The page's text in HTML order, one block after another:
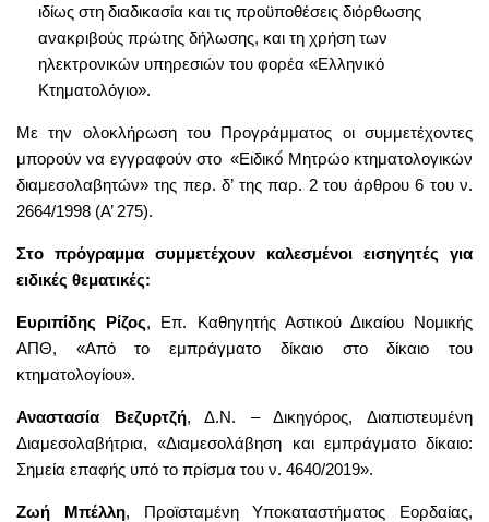
ιδίως στη διαδικασία και τις προϋποθέσεις διόρθωσης
ανακριβούς πρώτης δήλωσης, και τη χρήση των
ηλεκτρονικών υπηρεσιών του φορέα «Ελληνικό
Κτηματολόγιο».
Με την ολοκλήρωση του Προγράμματος οι συμμετέχοντες
μπορούν να εγγραφούν στο «Ειδικό́ Μητρώο κτηματολογικών
διαμεσολαβητών» της περ. δ’ της παρ. 2 του άρθρου 6 του ν.
2664/1998 (Α’ 275).
Στο πρόγραμμα συμμετέχουν καλεσμένοι εισηγητές για
ειδικές θεματικές:
Ευριπίδης Ρίζος, Επ. Καθηγητής Αστικού Δικαίου Νομικής
ΑΠΘ, «Από το εμπράγματο δίκαιο στο δίκαιο του
κτηματολογίου».
Αναστασία Βεζυρτζή, Δ.Ν. – Δικηγόρος, Διαπιστευμένη
Διαμεσολαβήτρια, «Διαμεσολάβηση και εμπράγματο δίκαιο:
Σημεία επαφής υπό το πρίσμα του ν. 4640/2019».
Ζωή Μπέλλη, Προϊσταμένη Υποκαταστήματος Εορδαίας,